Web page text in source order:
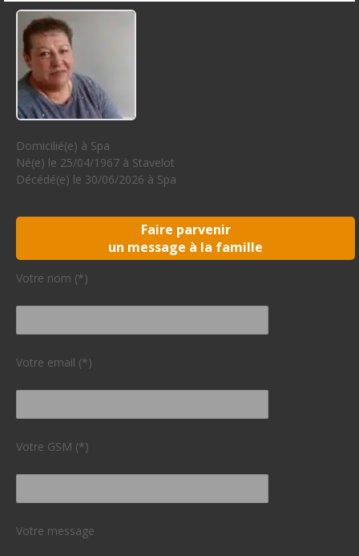
Domicilié(e) à Spa
Né(e) le 25/04/1967 à Stavelot
Décédé(e) le 30/06/2026 à Spa
Faire parvenir
un message à la famille
Votre nom (*)
Votre email (*)
Votre GSM (*)
Votre message